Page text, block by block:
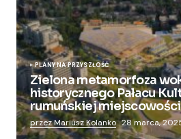
PLANY NA PRZYSZŁOŚĆ
Zielona metamorfoza
historycznego Pałacu
rumuńskiej miejscowości
przez Mariusz Kolanko 28 marca,